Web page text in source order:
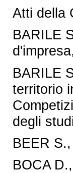
Atti della
BARILE
BARILE
territorio
degli
BEER
BOCA